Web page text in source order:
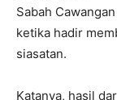
Sabah
ketika hadir
siasatan.
Katanya, hasil